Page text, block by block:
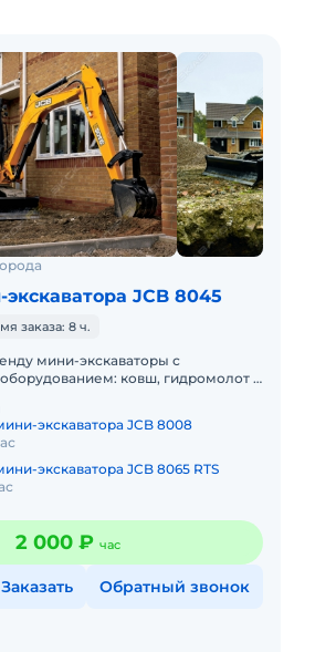
JCB 8045
заказа: 8 ч.
мини-экскаваторы с
ковш, гидромолот и
экскаватора JCB 8008
экскаватора JCB 8065 RTS
2 000 ₽ час
Заказать Обратный звонок